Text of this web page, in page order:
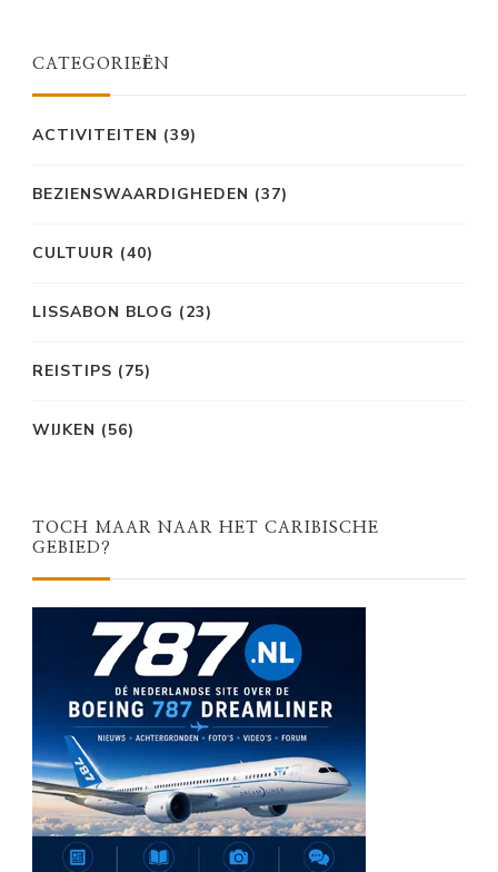
CATEGORIEËN
ACTIVITEITEN (39)
BEZIENSWAARDIGHEDEN (37)
CULTUUR (40)
LISSABON BLOG (23)
REISTIPS (75)
WIJKEN (56)
TOCH MAAR NAAR HET CARIBISCHE
GEBIED?